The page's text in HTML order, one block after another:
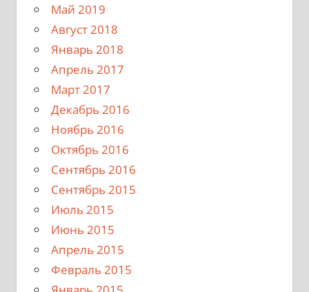
Май 2019
Август 2018
Январь 2018
Апрель 2017
Март 2017
Декабрь 2016
Ноябрь 2016
Октябрь 2016
Сентябрь 2016
Сентябрь 2015
Июль 2015
Июнь 2015
Апрель 2015
Февраль 2015